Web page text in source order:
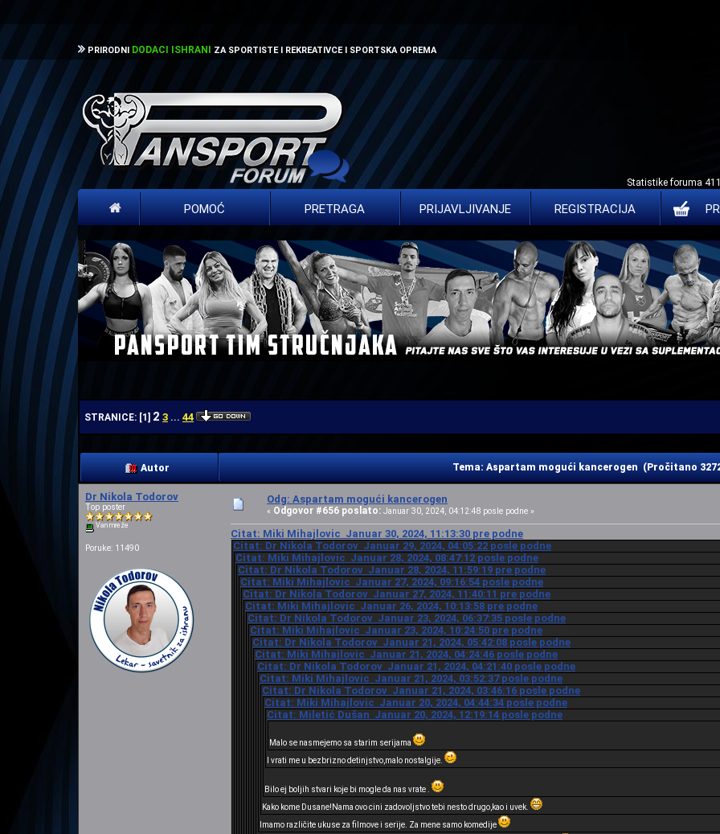
PRIRODNI DODACI ISHRANI ZA SPORTISTE I REKREATIVCE I SPORTSKA OPREMA
Statistike foruma
POMOĆ PRETRAGA PRIJAVLJIVANJE REGISTRACIJA
STRANICE: [1 ] 2 3 ... 44
Autor Tema: Aspartam mogući kancerogen (Pročitano
Dr Nikola Todorov
Top poster
Van mreže
Poruke: 11490
Odg: Aspartam mogući kancerogen
« Odgovor #656 poslato: Januar 30, 2024, 04:12:48 posle podne »
Citat: Miki Mihajlovic Januar 30, 2024, 11:13:30 pre podne
Citat: Dr Nikola Todorov Januar 29, 2024, 04:05:22 posle podne
Citat: Miki Mihajlovic Januar 28, 2024, 08:47:12 posle podne
Citat: Dr Nikola Todorov Januar 28, 2024, 11:59:19 pre podne
Citat: Miki Mihajlovic Januar 27, 2024, 09:16:54 posle podne
Citat: Dr Nikola Todorov Januar 27, 2024, 11:40:11 pre podne
Citat: Miki Mihajlovic Januar 26, 2024, 10:13:58 pre podne
Citat: Dr Nikola Todorov Januar 23, 2024, 06:37:35 posle podne
Citat: Miki Mihajlovic Januar 23, 2024, 10:24:50 pre podne
Citat: Dr Nikola Todorov Januar 21, 2024, 05:42:08 posle podne
Citat: Miki Mihajlovic Januar 21, 2024, 04:24:46 posle podne
Citat: Dr Nikola Todorov Januar 21, 2024, 04:21:40 posle podne
Citat: Miki Mihajlovic Januar 21, 2024, 03:52:37 posle podne
Citat: Dr Nikola Todorov Januar 21, 2024, 03:46:16 posle podne
Citat: Miki Mihajlovic Januar 20, 2024, 04:44:34 posle podne
Citat: Miletić Dušan Januar 20, 2024, 12:19:14 posle podne
Malo se nasmejemo sa starim serijama
I vrati me u bezbrizno detinjstvo,malo nostalgije.
Bilo ej boljih stvari koje bi mogle da nas vrate .
Kako kome Dusane!Nama ovo cini zadovoljstvo tebi nesto drugo,kao i uvek.
Imamo različite ukuse za filmove i serije. Za mene samo komedije